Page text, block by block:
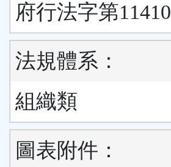
府行法字第
法規體系：
組織類
圖表附件：